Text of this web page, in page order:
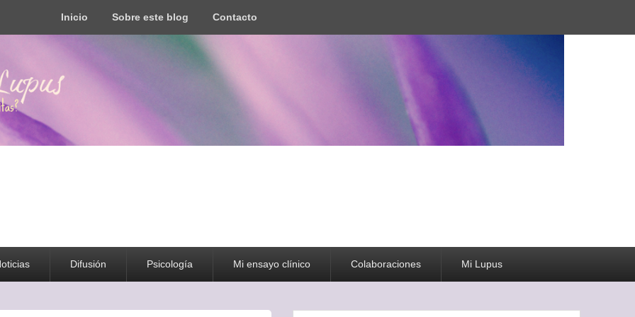
Inicio Sobre este blog Contacto
todo tipo de información y recursos
Difusión Psicología Mi ensayo clínico Colaboraciones Mi Lupus